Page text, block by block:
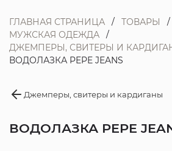
ГЛАВНАЯ СТРАНИЦА ТОВАРЫ
МУЖСКАЯ ОДЕЖДА
ДЖЕМПЕРЫ, СВИТЕРЫ И
ВОДОЛАЗКА PEPE JEANS
Джемперы, свитеры и кардиганы
ВОДОЛАЗКА PEPE